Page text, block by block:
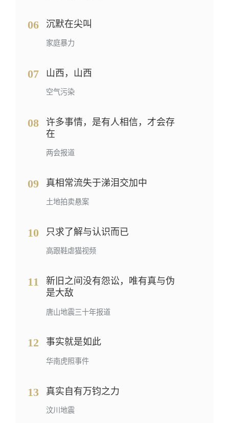
06 沉默在尖叫
家庭暴力
07 山西，山西
空气污染
08
许多事情，是有人相信，才会存
在
两会报道
09 真相常流失于涕泪交加中
土地拍卖悬案
10 只求了解与认识而已
高跟鞋虐猫视频
11
新旧之间没有怨讼，唯有真与伪
是大敌
唐山地震三十年报道
12 事实就是如此
华南虎照事件
13 真实自有万钧之力
汶川地震